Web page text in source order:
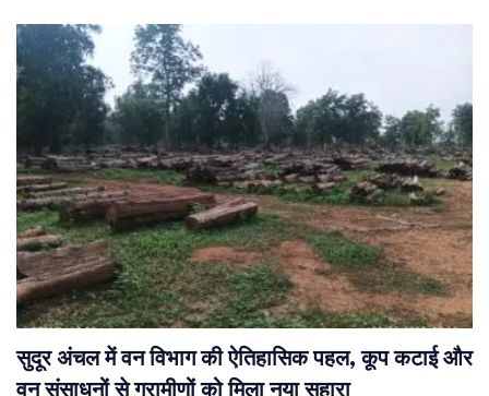
सुदूर अंचल में वन विभाग की ऐतिहासिक पहल, कूप कटाई और
वन संसाधनों से ग्रामीणों को मिला नया सहारा